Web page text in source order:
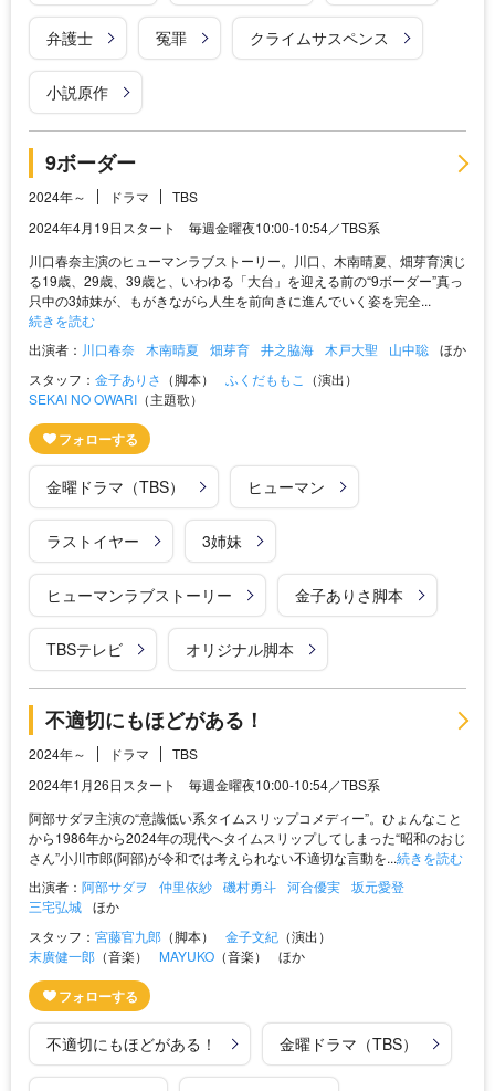
弁護士 冤罪 クライムサスペンス
小説原作
9ボーダー
2024年～ ドラマ
TBS
2024年4月19日スタート 毎週金曜夜10:00-10:54／TBS系
川口春奈主演のヒューマンラブストーリー。川口、木南晴夏、畑芽育演じ
る19歳、29歳、39歳と、いわゆる「大台」を迎える前の“9ボーダー”真っ
只中の3姉妹が、もがきながら人生を前向きに進んでいく姿を完全...
続きを読む
出演者： 川口春奈 木南晴夏 畑芽育 井之脇海 木戸大聖 山中聡 ほか
スタッフ： 金子ありさ （脚本） ふくだももこ （演出）
SEKAI NO OWARI （主題歌）
金曜ドラマ（TBS） ヒューマン
ラストイヤー 3姉妹
ヒューマンラブストーリー 金子ありさ脚本
TBSテレビ オリジナル脚本
不適切にもほどがある！
2024年～ ドラマ
TBS
2024年1月26日スタート 毎週金曜夜10:00-10:54／TBS系
阿部サダヲ主演の“意識低い系タイムスリップコメディー”。ひょんなこと
から1986年から2024年の現代へタイムスリップしてしまった“昭和のおじ
さん”小川市郎(阿部)が令和では考えられない不適切な言動を...続きを読む
出演者： 阿部サダヲ 仲里依紗 磯村勇斗 河合優実 坂元愛登
三宅弘城 ほか
スタッフ： 宮藤官九郎 （脚本） 金子文紀 （演出）
末廣健一郎 （音楽） MAYUKO （音楽） ほか
不適切にもほどがある！ 金曜ドラマ（TBS）